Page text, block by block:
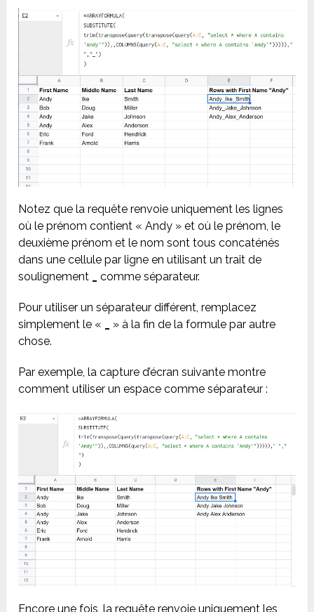
Notez que la requête renvoie uniquement les lignes
où le prénom contient « Andy » et où le prénom, le
deuxième prénom et le nom sont tous concaténés
dans une cellule par ligne en utilisant un trait de
soulignement
comme séparateur.
Pour utiliser un séparateur différent, remplacez
simplement le «
» à la fin de la formule par autre
chose.
Par exemple, la capture d’écran suivante montre
comment utiliser un espace comme séparateur :
Encore une fois, la requête renvoie uniquement les